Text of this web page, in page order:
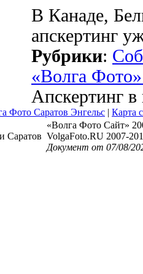
В Канаде,
апскертинг
Рубрики:
«Волга
Апскертинг в
Фото Саратов Энгельс | Карта
Саратов
«Волга Фото Сайт»
VolgaFoto.RU 2007-
Документ от 07/08/